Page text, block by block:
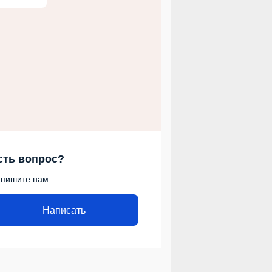
вопрос?
нам
Написать